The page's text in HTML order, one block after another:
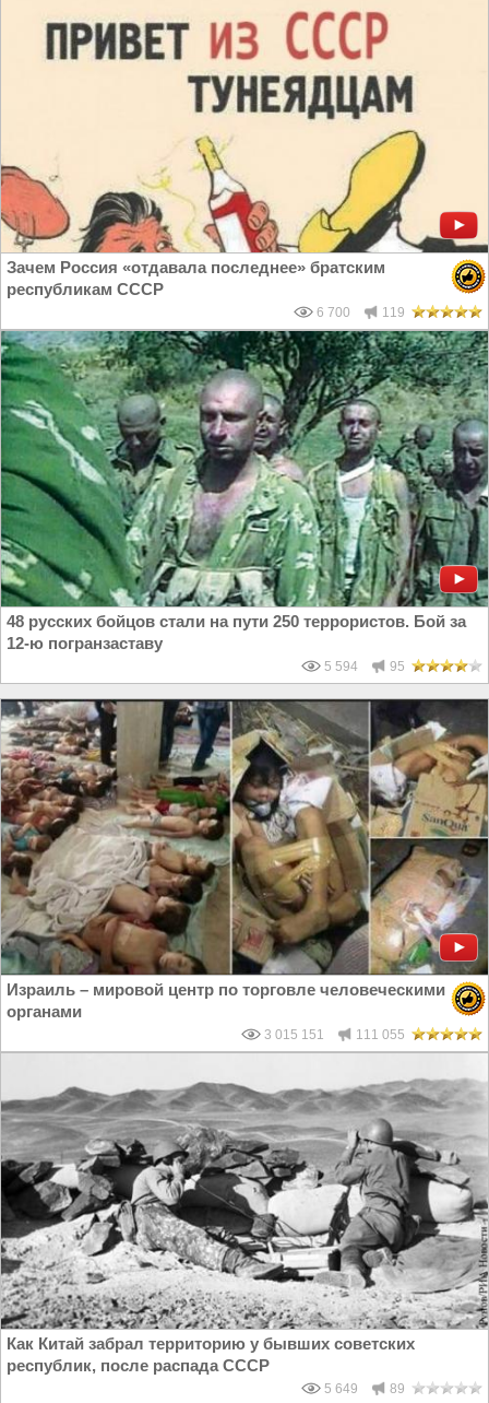
Зачем Россия «отдавала последнее» братским
республикам СССР
6 700 119
48 русских бойцов стали на пути 250 террористов. Бой за
12-ю погранзаставу
5 594 95
Израиль – мировой центр по торговле человеческими
органами
3 015 151 111 055
Как Китай забрал территорию у бывших советских
республик, после распада СССР
5 649 89